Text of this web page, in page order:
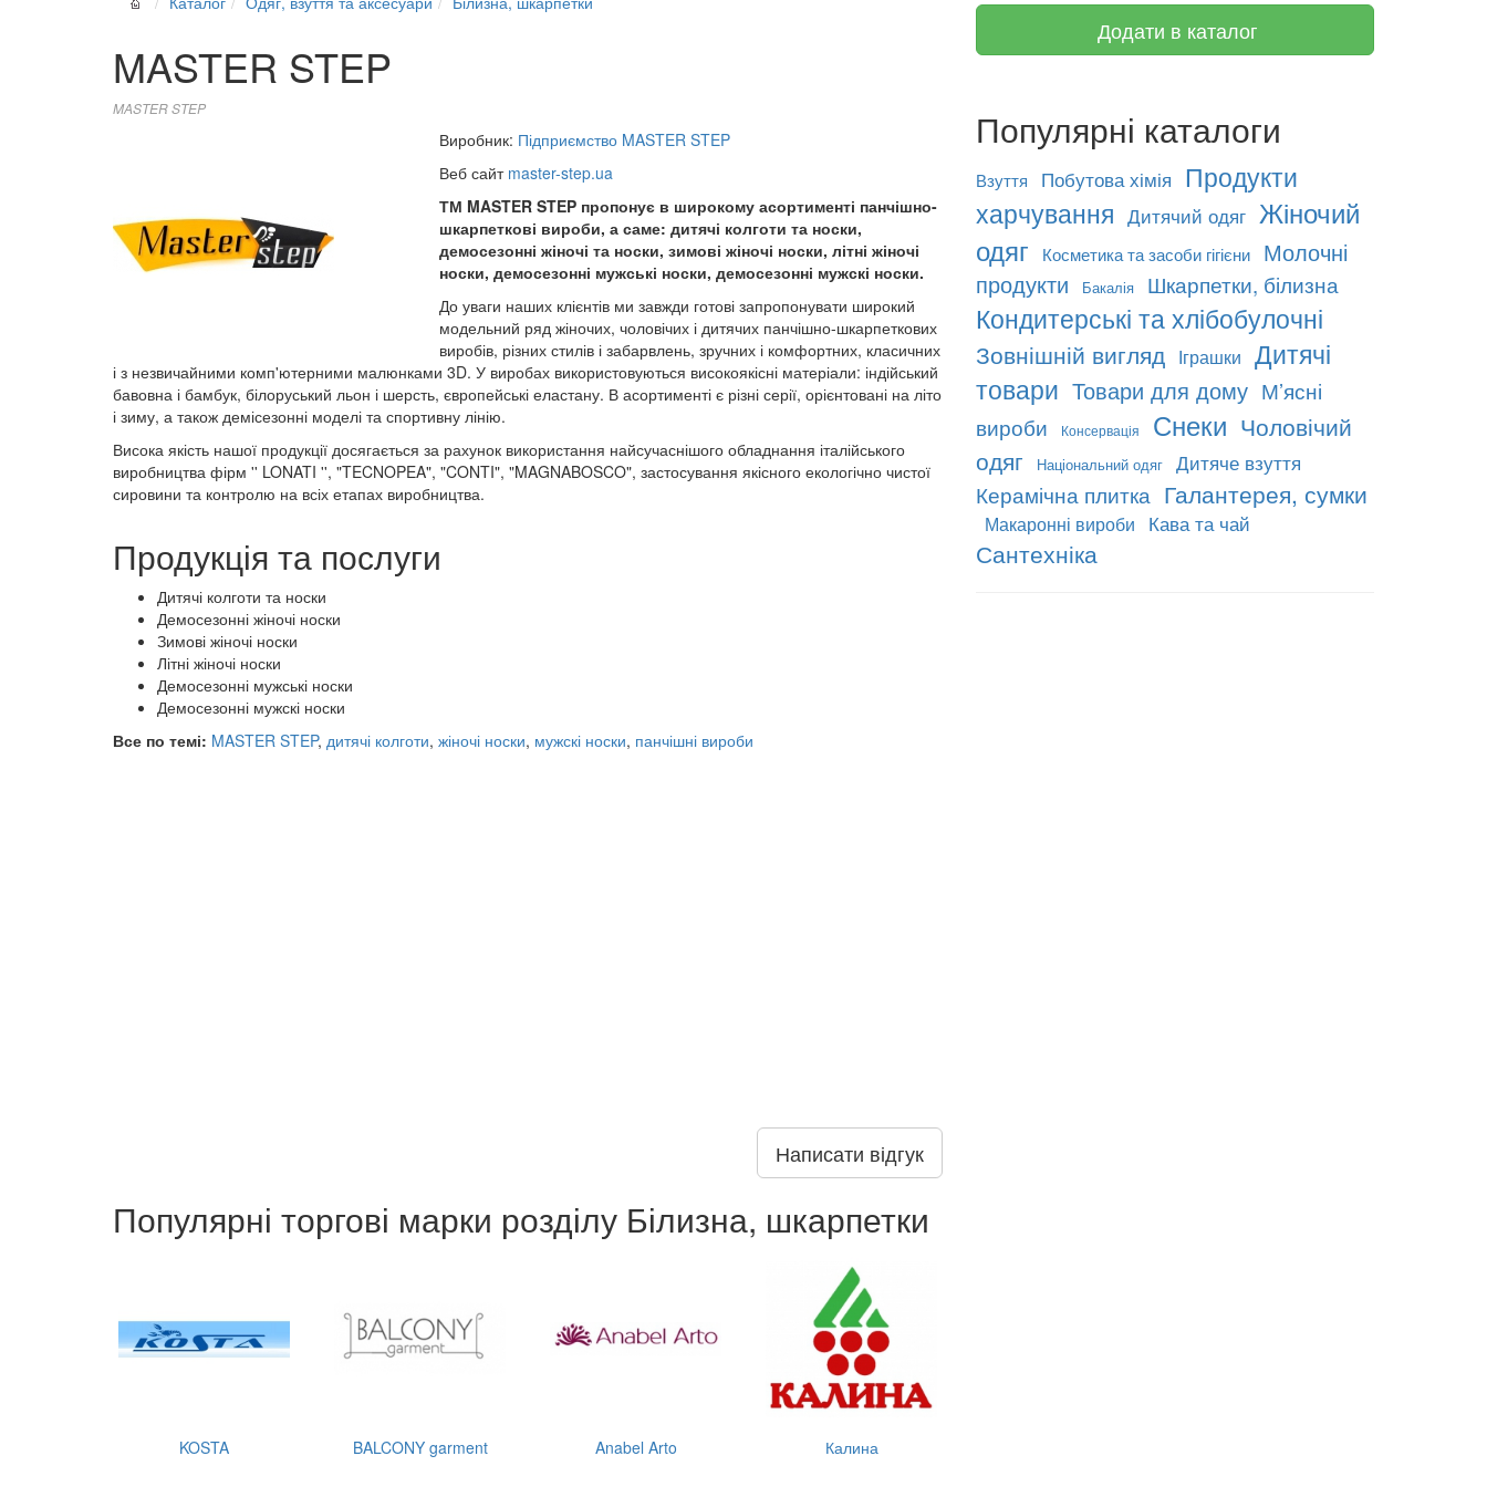
MASTER STEP
MASTER STEP
Виробник: Підприємство MASTER STEP
Веб сайт master-step.ua
ТМ MASTER STEP пропонує в широкому асортименті панчішно-
шкарпеткові вироби, а саме: дитячі колготи та носки,
демосезонні жіночі та носки, зимові жіночі носки, літні жіночі
носки, демосезонні мужські носки, демосезонні мужскі носки.
До уваги наших клієнтів ми завжди готові запропонувати широкий
модельний ряд жіночих, чоловічих і дитячих панчішно-шкарпеткових
виробів, різних стилів і забарвлень, зручних і комфортних, класичних
і з незвичайними комп'ютерними малюнками 3D. У виробах використовуються високоякісні матеріали: індійський
бавовна і бамбук, білоруський льон і шерсть, європейські еластану. В асортименті є різні серії, орієнтовані на літо
і зиму, а також демісезонні моделі та спортивну лінію.
Висока якість нашої продукції досягається за рахунок використання найсучаснішого обладнання італійського
виробництва фірм '' LONATI '', "TECNOPEA", "CONTI", "MAGNABOSCO", застосування якісного екологічно чистої
сировини та контролю на всіх етапах виробництва.
Продукція та послуги
Дитячі колготи та носки
Демосезонні жіночі носки
Зимові жіночі носки
Літні жіночі носки
Демосезонні мужські носки
Демосезонні мужскі носки
Все по темі: MASTER STEP, дитячі колготи, жіночі носки, мужскі носки, панчішні вироби
Написати відгук
Популярні торгові марки розділу Білизна, шкарпетки
KOSTA BALCONY garment Anabel Arto Калина
Додати в каталог
Популярні каталоги
Взуття Побутова хімія Продукти
харчування Дитячий одяг Жіночий
одяг
Косметика та засоби гігієни
Молочні
продукти
Бакалія Шкарпетки, білизна
Кондитерські та хлібобулочні
Зовнішній вигляд Іграшки Дитячі
товари Товари для дому М’ясні
вироби
Консервація Снеки Чоловічий
одяг
Національний одяг Дитяче взуття
Керамічна плитка Галантерея, сумки
Макаронні вироби Кава та чай
Сантехніка